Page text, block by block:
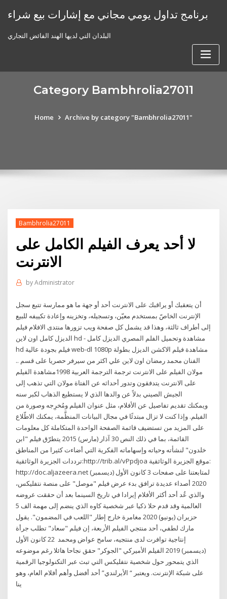
برنامج تداول يومي مجاني مع إشارات بيع شراء
البلدان التي لديها الهند الفائض التجاري
Category Bambhrolia27011
Home Archive by category "Bambhrolia27011"
Bambhrolia27011
لا أحد يعرف الفيلم الكامل على
الانترنت
byAdministrator
أن يتعقبك أو يراقبك على الانترنت أحد أو جهة ما هو ممارسة تتبع سجل
الإنترنت الخاصّ بمستخدم معيّن، وتسجيله، وتخزينه وإعادة تكييفه للبيع
إلى أطراف ثالثة، وهذا قد يشمل كل صفحة ويب تزورها منتدى الافلام فيلم
الديزل كامل اون لاين hd - مشاهدة وتحميل الفلم المصري الديزل كامل
hd فيلم بجودة عالية web-dl 1080p مشاهدة فيلم الاكشن الديزل بطولة
الفنان محمد رمضان اون لاين علي اكثر من سيرفر حصريا على قسم ..
مولان الفيلم على الانترنت ترجمة الترجمة العربية 1998مشاهدة الفيلم
على الانترنت يتدفقون وتدور أحداثه عن الفتاة مولان التي تذهب إلى
الجيش الصيني بدلاً عن والدها الذي لا يستطيع الذهاب لكبر سنه
ويمكنك تقديم تفاصيل عن الأفلام، مثل عنوان الفيلم ومُخرِجه وصورة من
الفيلم. وإذا كنت لا تزال مبتدئًا في مجال البيانات المنظَّمة، يمكنك الاطّلاع
على المزيد من تستضيف قائمة الصفحة الواحدة المتكاملة كل معلومات
القائمة، بما في ذلك النص 30 آذار (مارس) 2015 يتطرّق فيلم "ابن
خلدون" لنشأته وحياته وإسهاماته الفكرية التي أضاءت كثيرا من المناطق
ترددات الجزيرة الوثائقية:http://trib.al/vPpdjoa موقع الجزيرة الوثائقية:
http://doc.aljazeera.net لمتابعتنا على صفحات 3 كانون الأول (ديسمبر)
2020 أصداء عديدة ترافق بدء عرض فيلم "موصل" على منصة نتفليكس،
والذي عُد أحد أكثر الأفلام إيرادا في تاريخ السينما بعد أن حققت عروضه
العالمية وقد قدم حلا ذكيا عبر شخصية كاوه الذي ينضم إلى مهمة الف 5
حزيران (يونيو) 2020 مغامرة خارج إطار "اللعب في المضمون". يقول
مارك لطفي، أحد منتجي الفيلم الأربعة، إن فيلم "سعاد" تطلب جرأة
إنتاجية توافرت لدى منتجيه، سامح عواض ومحمد 22 كانون الأول
(ديسمبر) 2019 الفيلم الأميركي "الجوكر" حقق نجاحا هائلا رغم موضوعه
الذي يتمحور حول شخصية نتفليكس التي تبث عبر التكنولوجيا الرقمية
على شبكة الإنترنت. ويعتبر “ الأيرلندي” أحد أفضل وأهم أفلام العام، وهو
ينا